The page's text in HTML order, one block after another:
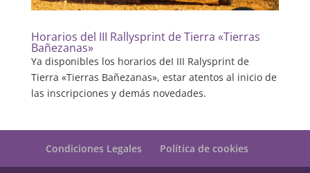
Horarios del III Rallysprint de Tierra «Tierras
Bañezanas»
Ya disponibles los horarios deI III Ralysprint de
Tierra «Tierras Bañezanas», estar atentos al inicio de
las inscripciones y demás novedades.
Condiciones Legales Política de cookies